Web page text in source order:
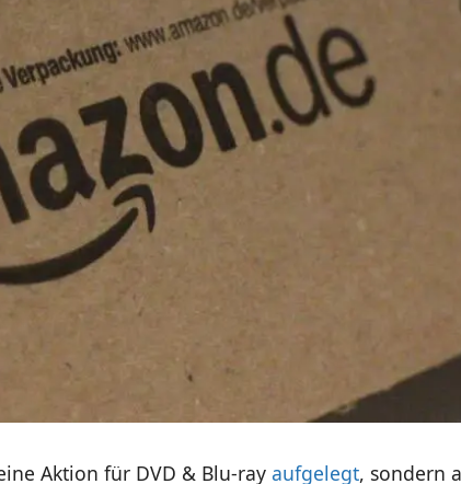
Aktion für DVD & Blu-ray aufgelegt, sondern